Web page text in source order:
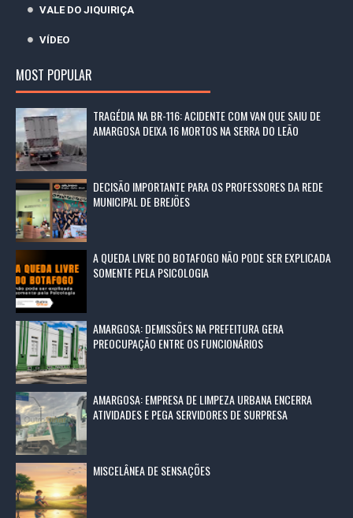
VALE DO JIQUIRIÇA
VÍDEO
MOST POPULAR
TRAGÉDIA NA BR-116: ACIDENTE COM VAN QUE SAIU DE
AMARGOSA DEIXA 16 MORTOS NA SERRA DO LEÃO
DECISÃO IMPORTANTE PARA OS PROFESSORES DA REDE
MUNICIPAL DE BREJÕES
A QUEDA LIVRE DO BOTAFOGO NÃO PODE SER EXPLICADA
SOMENTE PELA PSICOLOGIA
AMARGOSA: DEMISSÕES NA PREFEITURA GERA
PREOCUPAÇÃO ENTRE OS FUNCIONÁRIOS
AMARGOSA: EMPRESA DE LIMPEZA URBANA ENCERRA
ATIVIDADES E PEGA SERVIDORES DE SURPRESA
MISCELÂNEA DE SENSAÇÕES